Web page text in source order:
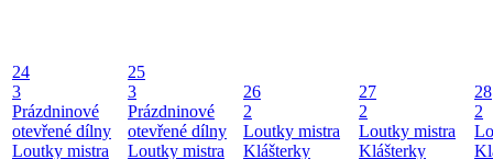
24
3
Prázdninové
otevřené dílny
Loutky mistra
25
3
Prázdninové
otevřené dílny
Loutky mistra
26
2
Loutky mistra
Klášterky
27
2
Loutky mistra
Klášterky
28
2